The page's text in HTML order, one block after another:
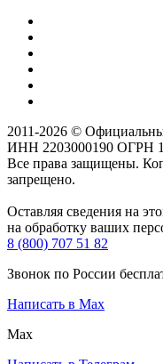
2011-2026 ©
ИНН 2203000190 ОГРН
Все права защищены.
запрещено.
Оставляя сведения на
на обработку ваших
8 (800) 707 51 82
Звонок по России
Написать в Max
Max